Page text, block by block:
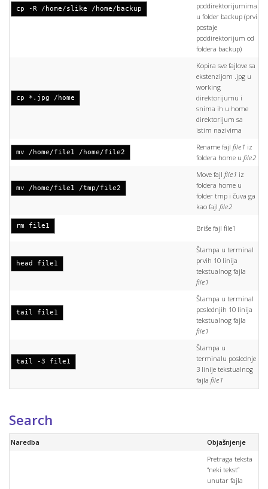
cp -R /home/slike /home/backup
poddirektorijumima
u folder backup (prvi
postaje
poddirektorijum od
foldera backup)
cp *.jpg /home
Kopira sve fajlove sa
ekstenzijom .jpg u
working
direktorijumu i
snima ih u home
direktorijum sa
istim nazivima
mv /home/file1 /home/file2
Rename fajl file1 iz
foldera home u file2
mv /home/file1 /tmp/file2
Move fajl file1 iz
foldera home u
folder tmp i čuva ga
kao fajl file2
rm file1 Briše fajl file1
head file1
Štampa u terminal
prvih 10 linija
tekstualnog fajla
file1
tail file1
Štampa u terminal
poslednjih 10 linija
tekstualnog fajla
file1
tail -3 file1
Štampa u
terminalu poslednje
3 linije tekstualnog
fajla file1
Search
Naredba
Objašnjenje
Pretraga teksta
“neki tekst”
unutar fajla